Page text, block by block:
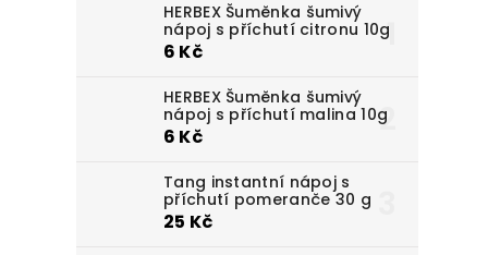
HERBEX Šuměnka šumivý
nápoj s příchutí citronu 10g
6 Kč
HERBEX Šuměnka šumivý
nápoj s příchutí malina 10g
6 Kč
Tang instantní nápoj s
příchutí pomeranče 30 g
25 Kč